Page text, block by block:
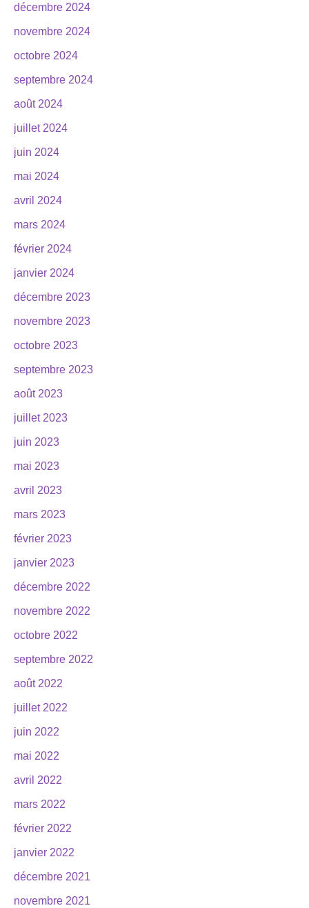
décembre 2024
novembre 2024
octobre 2024
septembre 2024
août 2024
juillet 2024
juin 2024
mai 2024
avril 2024
mars 2024
février 2024
janvier 2024
décembre 2023
novembre 2023
octobre 2023
septembre 2023
août 2023
juillet 2023
juin 2023
mai 2023
avril 2023
mars 2023
février 2023
janvier 2023
décembre 2022
novembre 2022
octobre 2022
septembre 2022
août 2022
juillet 2022
juin 2022
mai 2022
avril 2022
mars 2022
février 2022
janvier 2022
décembre 2021
novembre 2021